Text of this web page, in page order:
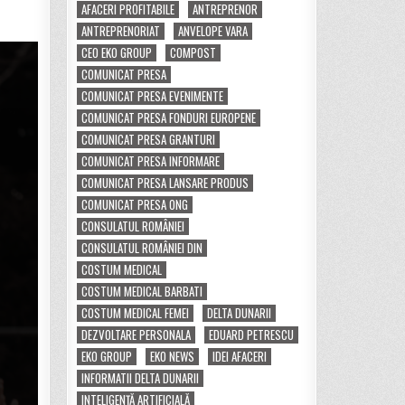
AFACERI PROFITABILE
ANTREPRENOR
ANTREPRENORIAT
ANVELOPE VARA
CEO EKO GROUP
COMPOST
COMUNICAT PRESA
COMUNICAT PRESA EVENIMENTE
COMUNICAT PRESA FONDURI EUROPENE
COMUNICAT PRESA GRANTURI
COMUNICAT PRESA INFORMARE
COMUNICAT PRESA LANSARE PRODUS
COMUNICAT PRESA ONG
CONSULATUL ROMÂNIEI
CONSULATUL ROMÂNIEI DIN
COSTUM MEDICAL
COSTUM MEDICAL BARBATI
COSTUM MEDICAL FEMEI
DELTA DUNARII
DEZVOLTARE PERSONALA
EDUARD PETRESCU
EKO GROUP
EKO NEWS
IDEI AFACERI
INFORMATII DELTA DUNARII
INTELIGENȚĂ ARTIFICIALĂ